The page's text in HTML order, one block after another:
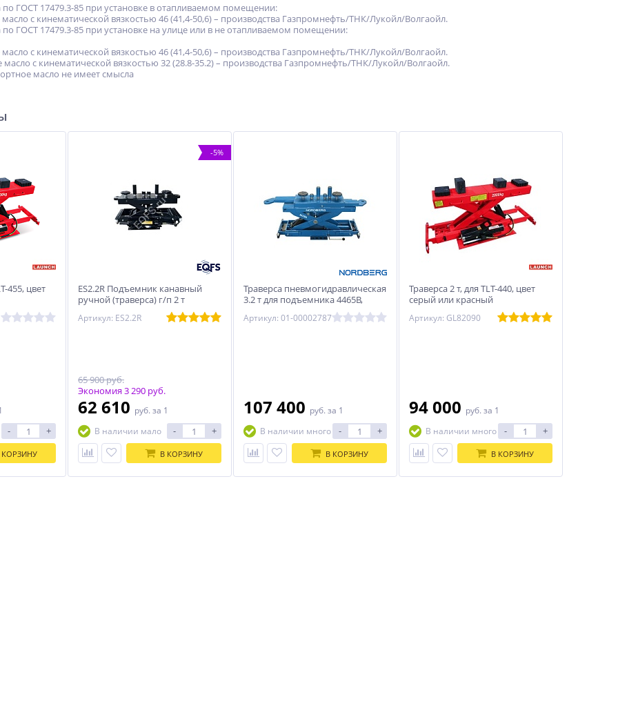
ГОСТ 17479.3-85 при установке в отапливаемом помещении:
масло с кинематической вязкостью 46 (41,4-50,6) – производства Газпромнефть/ТНК/Лукойл/Волгаойл.
ГОСТ 17479.3-85 при установке на улице или в не отапливаемом помещении:
масло с кинематической вязкостью 46 (41,4-50,6) – производства Газпромнефть/ТНК/Лукойл/Волгаойл.
масло с кинематической вязкостью 32 (28.8-35.2) – производства Газпромнефть/ТНК/Лукойл/Волгаойл.
масло не имеет смысла
455, цвет
- +
КОРЗИНУ
-5%
ES2.2R Подъемник канавный
ручной (траверса) г/п 2 т
Артикул: ES2.2R
65 900 руб.
Экономия 3 290 руб.
62 610 руб. за 1
В наличии мало
- +
В КОРЗИНУ
Траверса пневмогидравлическая
3.2 т для подъемника 4465B,
синяя NORDBERG N433BA
Артикул: 01-00002787
107 400 руб. за 1
В наличии много
- +
В КОРЗИНУ
Траверса 2 т, для TLT-440, цвет
серый или красный
Артикул: GL82090
94 000 руб. за 1
В наличии много
- +
В КОРЗИНУ